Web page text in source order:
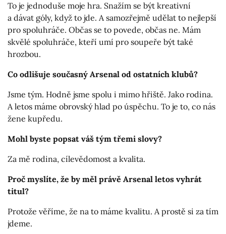
To je jednoduše moje hra. Snažím se být kreativní
a dávat góly, když to jde. A samozřejmě udělat to nejlepší
pro spoluhráče. Občas se to povede, občas ne. Mám
skvělé spoluhráče, kteří umí pro soupeře být také
hrozbou.
Co odlišuje současný Arsenal od ostatních klubů?
Jsme tým. Hodně jsme spolu i mimo hřiště. Jako rodina.
A letos máme obrovský hlad po úspěchu. To je to, co nás
žene kupředu.
Mohl byste popsat váš tým třemi slovy?
Za mě rodina, cílevědomost a kvalita.
Proč myslíte, že by měl právě Arsenal letos vyhrát
titul?
Protože věříme, že na to máme kvalitu. A prostě si za tím
jdeme.